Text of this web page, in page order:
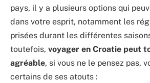
pays, il y a plusieurs options qui
dans votre esprit, notamment les
prisées durant les différentes
toutefois, voyager en Croatie peut
agréable, si vous ne le pensez pas,
certains de ses atouts :